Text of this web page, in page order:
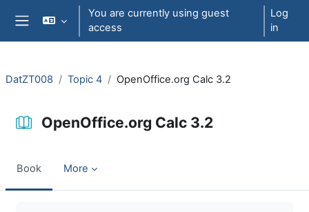
Skip to main content
You are currently using guest
access
Log
in
DatZT008 Topic 4 OpenOffice.org Calc 3.2
OpenOffice.org Calc 3.2
Book More